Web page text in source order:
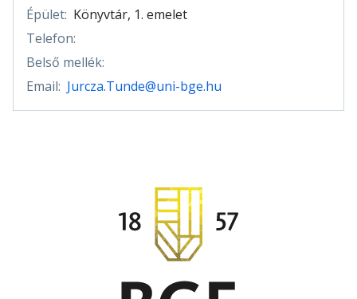
Épület: Könyvtár, 1. emelet
Telefon:
Belső mellék:
Email: Jurcza.Tunde@uni-bge.hu